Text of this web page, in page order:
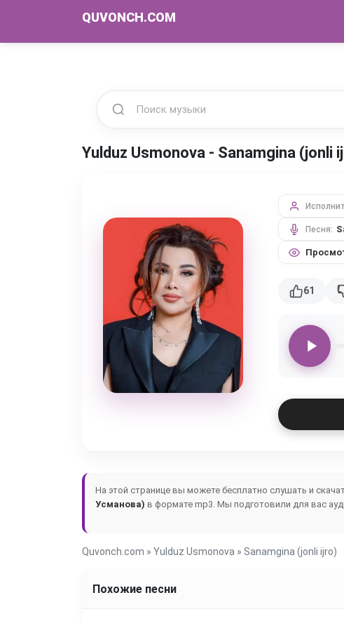
QUVONCH.COM
Yulduz Usmonova - Sanamgina (jonli
Песня:
61
На этой странице вы можете бесплатно слушать и
Усманова) в формате mp3. Мы подготовили для вас
Quvonch.com » Yulduz Usmonova » Sanamgina (jonli ijro)
Похожие песни